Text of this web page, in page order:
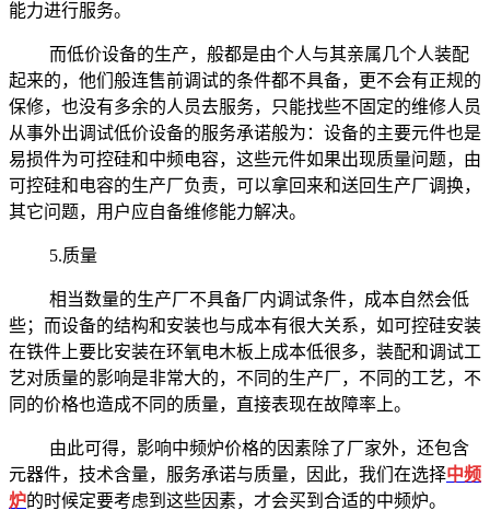
能力进行服务。
而低价设备的生产，般都是由个人与其亲属几个人装配
起来的，他们般连售前调试的条件都不具备，更不会有正规的
保修，也没有多余的人员去服务，只能找些不固定的维修人员
从事外出调试低价设备的服务承诺般为：设备的主要元件也是
易损件为可控硅和中频电容，这些元件如果出现质量问题，由
可控硅和电容的生产厂负责，可以拿回来和送回生产厂调换，
其它问题，用户应自备维修能力解决。
5.质量
相当数量的生产厂不具备厂内调试条件，成本自然会低
些；而设备的结构和安装也与成本有很大关系，如可控硅安装
在铁件上要比安装在环氧电木板上成本低很多，装配和调试工
艺对质量的影响是非常大的，不同的生产厂，不同的工艺，不
同的价格也造成不同的质量，直接表现在故障率上。
由此可得，影响中频炉价格的因素除了厂家外，还包含
元器件，技术含量，服务承诺与质量，因此，我们在选择中频
炉的时候定要考虑到这些因素，才会买到合适的中频炉。